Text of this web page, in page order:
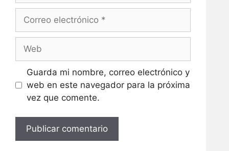
electrónico
Guarda mi nombre, correo electrónico y
web en este navegador para la próxima
vez que comente.